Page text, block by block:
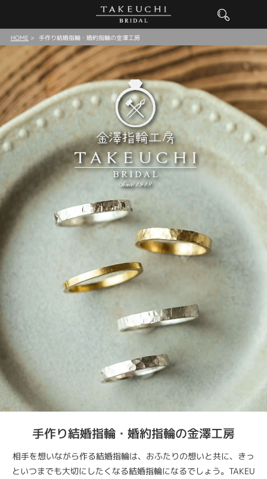
HOME 手作り結婚指輪・婚約指輪の金澤工房
手作り結婚指輪・婚約指輪の金澤工房
相手を想いながら作る結婚指輪は、おふたりの想いと共に、きっ
といつまでも大切にしたくなる結婚指輪になるでしょう。TAKEU